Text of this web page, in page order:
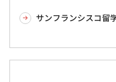
サンフランシスコ留